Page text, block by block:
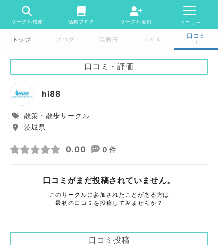
サークル検索 活動ブログ サークル登録 メニュー
トップ ブログ 活動日 Ｑ＆Ａ
口コミ
1
口コミ・評価
hi88
散策・散歩サークル
茨城県
0.00 0 件
口コミがまだ投稿されていません。
このサークルに参加されたことがある方は
最初の口コミを投稿してみませんか？
口コミ投稿